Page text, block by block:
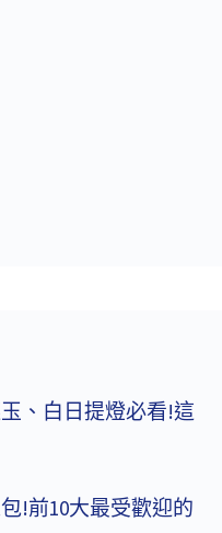
玉、白日提燈必看!這
!前10大最受歡迎的